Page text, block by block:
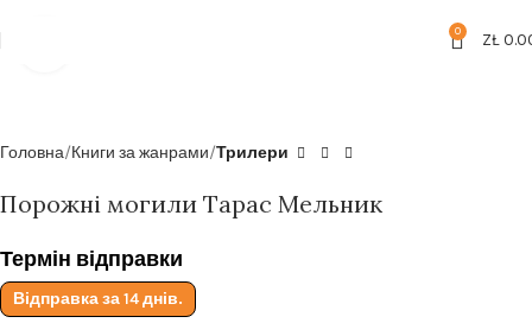
0 ZŁ
Головна Книги за жанрами Трилери
Порожні могили Тарас Мельник
Термін відправки
Відправка за 14 днів.